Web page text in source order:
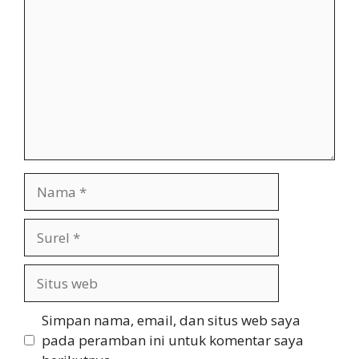
web
Simpan nama, email, dan situs web saya
pada peramban ini untuk komentar saya